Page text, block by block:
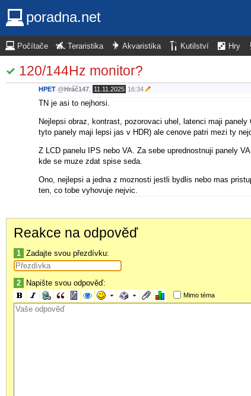
poradna.net
Počítače Teraristika Akvaristika Kutilství Hry
120/144Hz monitor?
HPET @Hráč147 11.11.2025 16:34
TN je asi to nejhorsi.
Nejlepsi obraz, kontrast, pozorovaci uhel, latenci maji
tyto panely maji lepsi jas v HDR) ale cenove patri mezi ty
Z LCD panelu IPS nebo VA. Za sebe uprednostnuji panely
kde se muze zdat spise seda.
Ono, nejlepsi a jedna z moznosti jestli bydlis nebo mas
ten, co tobe vyhovuje nejvic.
Reakce na odpověď
1 Zadajte svou přezdívku:
2 Napište svou odpověď:
Mimo téma